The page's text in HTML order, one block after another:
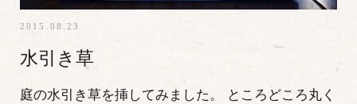
2015.08.23
水引き草
庭の水引き草を挿してみました。 ところどころ丸く